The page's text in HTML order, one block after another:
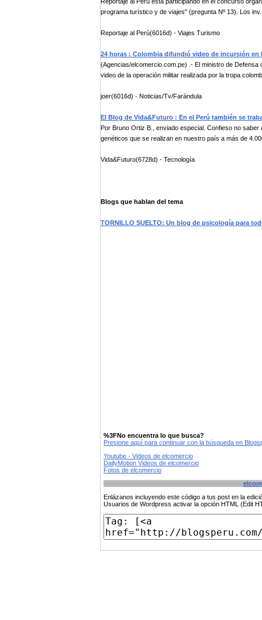
programa turístico y de viajes" (pregunta Nº 13). Los
Reportaje al Perú(6016d) - Viajes Turismo
24 horas : Colombia difundió video de incursión en
(Agencias/elcomercio.com.pe) .- El ministro de
video de la operación militar realizada por la tropa
joer(6016d) - Noticias/Tv/Farándula
El Blog de Vida&Futuro : En el Perú también se
Por Bruno Ortiz B., enviado especial. Confieso no
genéticos que se realizan en nuestro país a más de
Vida&Futuro(6728d) - Tecnología
Blogs que hablan del tema
TORNILLO SUELTO: Un blog de psicología para
%3FNo encuentra lo que busca?
Presione aquí para continuar con la búsqueda en
Youtube - Videos de elcomercio
DailyMotion Videos de elcomercio
Fotos de elcomercio
Enlázanos incluyendo este código a tus post en la
Usuarios de Wordpress activar la opción HTML (Edit